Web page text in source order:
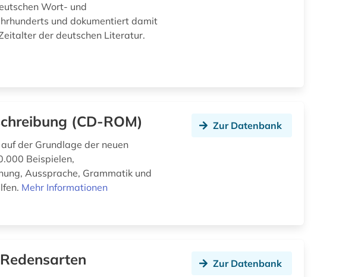
Wort- und
und dokumentiert damit
der deutschen Literatur.
(CD-ROM)
der Grundlage der neuen
Beispielen,
Aussprache, Grammatik und
Mehr Informationen
Zur Datenbank
Zur Datenbank